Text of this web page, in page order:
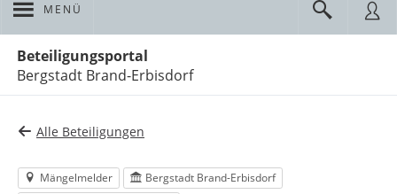
MENÜ
Beteiligungsportal
Bergstadt Brand-Erbisdorf
Alle Beteiligungen
Mängelmelder
Bergstadt Brand-Erbisdorf